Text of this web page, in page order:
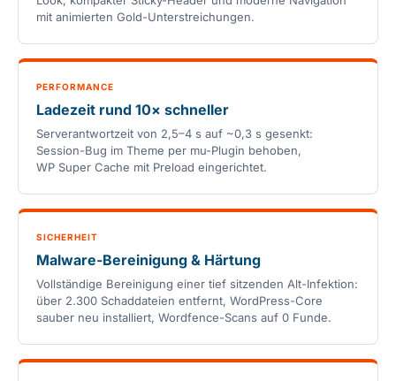
mit animierten Gold-Unterstreichungen.
PERFORMANCE
Ladezeit rund 10× schneller
Serverantwortzeit von 2,5–4 s auf ~0,3 s gesenkt:
Session-Bug im Theme per mu-Plugin behoben,
WP Super Cache mit Preload eingerichtet.
SICHERHEIT
Malware-Bereinigung & Härtung
Vollständige Bereinigung einer tief sitzenden Alt-Infektion:
über 2.300 Schaddateien entfernt, WordPress-Core
sauber neu installiert, Wordfence-Scans auf 0 Funde.